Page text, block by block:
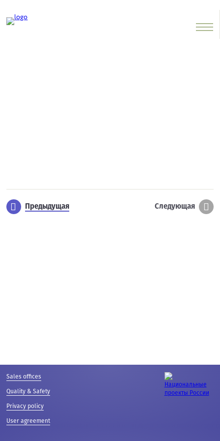
Предыдущая Следующая
Sales offices
Quality & Safety
Privacy policy
User agreement